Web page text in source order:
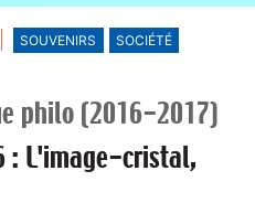
SOUVENIRS SOCIÉTÉ
philo (2016-2017)
: L'image-cristal,